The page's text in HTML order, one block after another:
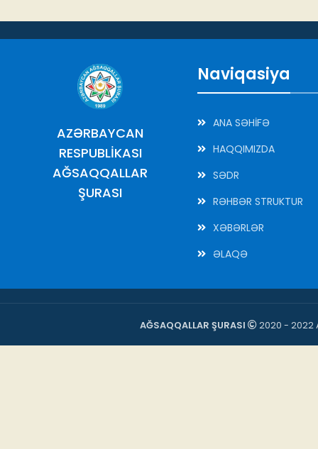
AZƏRBAYCAN
RESPUBLİKASI
AĞSAQQALLAR
ŞURASI
Naviqasiya
ANA SƏHİFƏ
HAQQIMIZDA
SƏDR
RƏHBƏR STRUKTUR
XƏBƏRLƏR
ƏLAQƏ
AĞSAQQALLAR ŞURASI 2020 - 2022